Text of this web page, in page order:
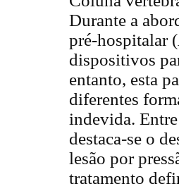
Durante a
pré-hospitalar
dispositivos
entanto, esta
diferentes
indevida.
destaca-se o
lesão por
tratamento